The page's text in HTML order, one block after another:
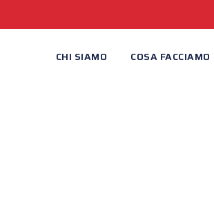
CHI SIAMO COSA FACCIAMO